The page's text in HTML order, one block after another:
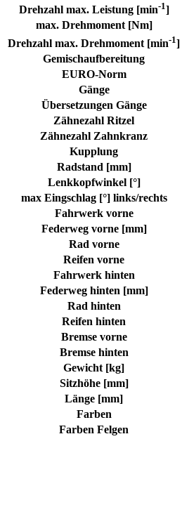
Drehzahl max. Leistung [min-1]
max. Drehmoment [Nm]
Drehzahl max. Drehmoment [min-1]
Gemischaufbereitung
EURO-Norm
Gänge
Übersetzungen Gänge
Zähnezahl Ritzel
Zähnezahl Zahnkranz
Kupplung
Radstand [mm]
Lenkkopfwinkel [°]
max Eingschlag [°] links/rechts
Fahrwerk vorne
Federweg vorne [mm]
Rad vorne
Reifen vorne
Fahrwerk hinten
Federweg hinten [mm]
Rad hinten
Reifen hinten
Bremse vorne
Bremse hinten
Gewicht [kg]
Sitzhöhe [mm]
Länge [mm]
Farben
Farben Felgen